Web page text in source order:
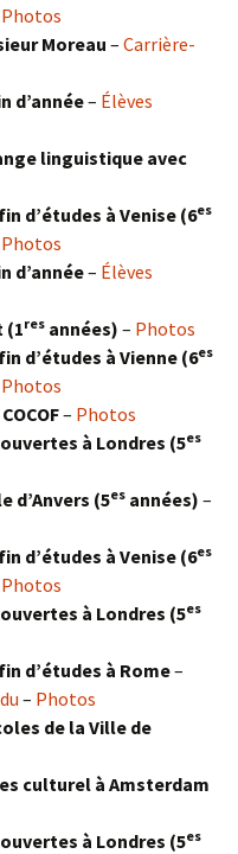
Photos
Moreau – Carrière-
d’année– Élèves
linguistique avec
d’études à Venise (6es
Photos
d’année– Élèves
(1res années) – Photos
d’études à Vienne (6es
Photos
– Photos
à Londres (5es
d’Anvers (5es années) –
d’études à Venise (6es
Photos
à Londres (5es
d’études à Rome–
– Photos
de la Ville de
culturel à Amsterdam
à Londres (5es